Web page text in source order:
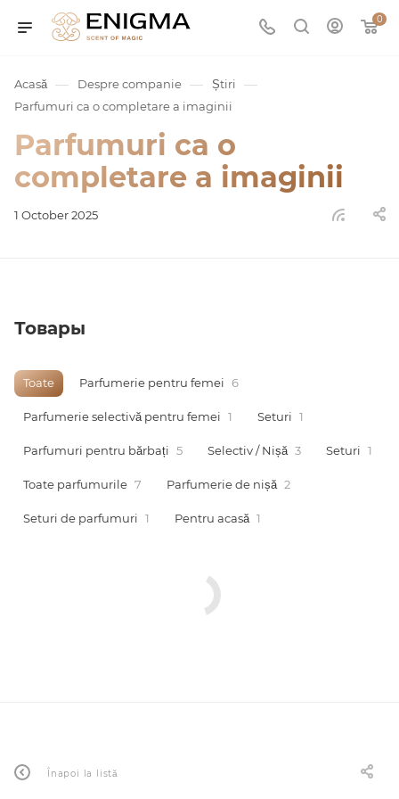
0
Acasă — Despre companie — Știri —
Parfumuri ca o completare a imaginii
Parfumuri ca o
completare a imaginii
1 October 2025
Товары
Toate Parfumerie pentru femei 6
Parfumerie selectivă pentru femei 1 Seturi 1
Parfumuri pentru bărbați 5 Selectiv / Nișă 3 Seturi 1
Toate parfumurile 7 Parfumerie de nișă 2
Seturi de parfumuri 1 Pentru acasă 1
Înapoi la listă